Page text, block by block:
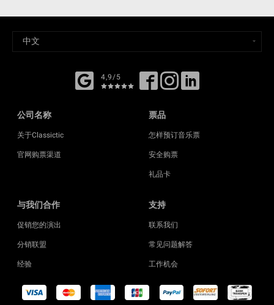
4,9/5
公司名称
关于Classictic
官网购票渠道
票品
怎样预订音乐票
安全购票
礼品卡
与我们合作
促销您的演出
分销联盟
经验
支持
联系我们
常见问题解答
工作机会